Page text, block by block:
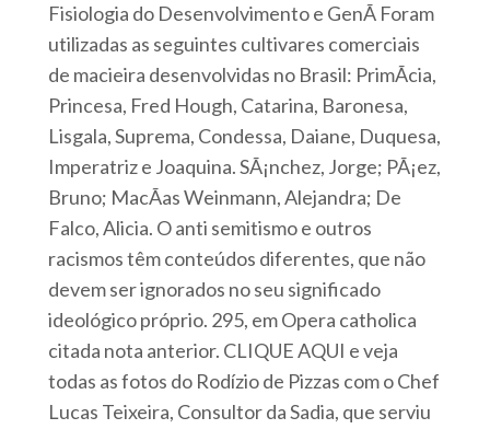
Fisiologia do Desenvolvimento e GenÃ Foram
utilizadas as seguintes cultivares comerciais
de macieira desenvolvidas no Brasil: PrimÃ­cia,
Princesa, Fred Hough, Catarina, Baronesa,
Lisgala, Suprema, Condessa, Daiane, Duquesa,
Imperatriz e Joaquina. SÃ¡nchez, Jorge; PÃ¡ez,
Bruno; MacÃ­as Weinmann, Alejandra; De
Falco, Alicia. O anti semitismo e outros
racismos têm conteúdos diferentes, que não
devem ser ignorados no seu significado
ideológico próprio. 295, em Opera catholica
citada nota anterior. CLIQUE AQUI e veja
todas as fotos do Rodízio de Pizzas com o Chef
Lucas Teixeira, Consultor da Sadia, que serviu